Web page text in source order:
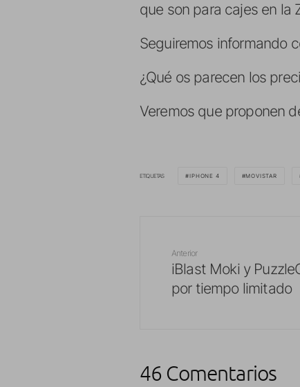
que son para cajes en la
Seguiremos informando
¿Qué os parecen los
Veremos que proponen
ETIQUETAS IPHONE 4 MOVISTAR
Anterior
iBlast Moki y
por tiempo limitado
46 Comentarios